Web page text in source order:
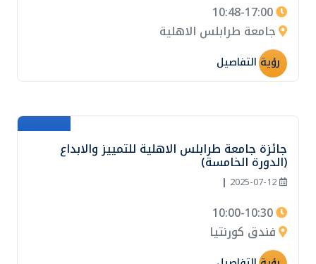
10:48-17:00
جامعة طرابلس الاهلية
رؤية التفاصيل
12
جائزة جامعة طرابلس الاهلية للتمييز والابداع
(الدورة الخامسة)
2025-07-12
|
10:00-10:30
فندق كورنتيا